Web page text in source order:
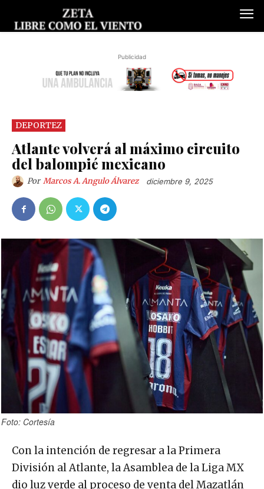
Publicidad
DEPORTEZ
Atlante volverá al máximo circuito
del balompié mexicano
Por Marcos A. Angulo Álvarez diciembre 9, 2025
Foto: Cortesía
Con la intención de regresar a la Primera
División al Atlante, la Asamblea de la Liga MX
dio luz verde al proceso de venta del Mazatlán